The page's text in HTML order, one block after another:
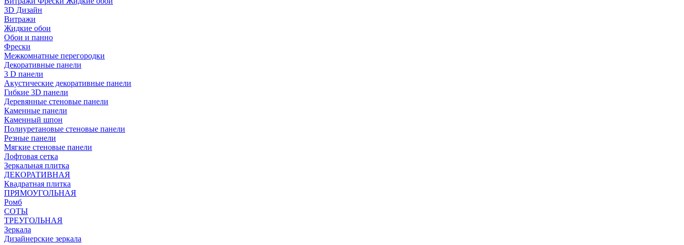
3D Дизайн
Витражи
Жидкие обои
Обои и панно
Фрески
Межкомнатные перегородки
Декоративные панели
3 D панели
Акустические декоративные панели
Гибкие 3D панели
Деревянные стеновые панели
Каменные панели
Каменный шпон
Полиуретановые стеновые панели
Резные панели
Мягкие стеновые панели
Лофтовая сетка
Зеркальная плитка
ДЕКОРАТИВНАЯ
Квадратная плитка
ПРЯМОУГОЛЬНАЯ
Ромб
СОТЫ
ТРЕУГОЛЬНАЯ
Зеркала
Дизайнерские зеркала